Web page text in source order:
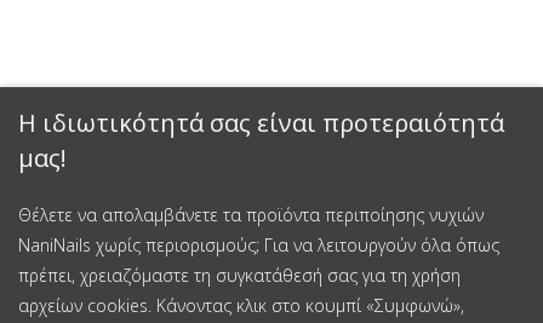
Η ιδιωτικότητά σας είναι προτεραιότητά
μας!
Θέλετε να απολαμβάνετε τα προϊόντα περιποίησης νυχιών
NaniNails χωρίς περιορισμούς; Για να λειτουργούν όλα όπως
πρέπει, χρειαζόμαστε τη συγκατάθεσή σας για τη χρήση
αρχείων cookies. Κάνοντας κλικ στο κουμπί «Συμφωνώ»,